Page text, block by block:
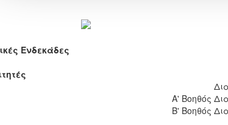
Ενδεκάδες
Α' Βοηθός
Β' Βοηθός